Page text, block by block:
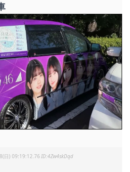
日) 09:19:12.76 4Zw4skDqd